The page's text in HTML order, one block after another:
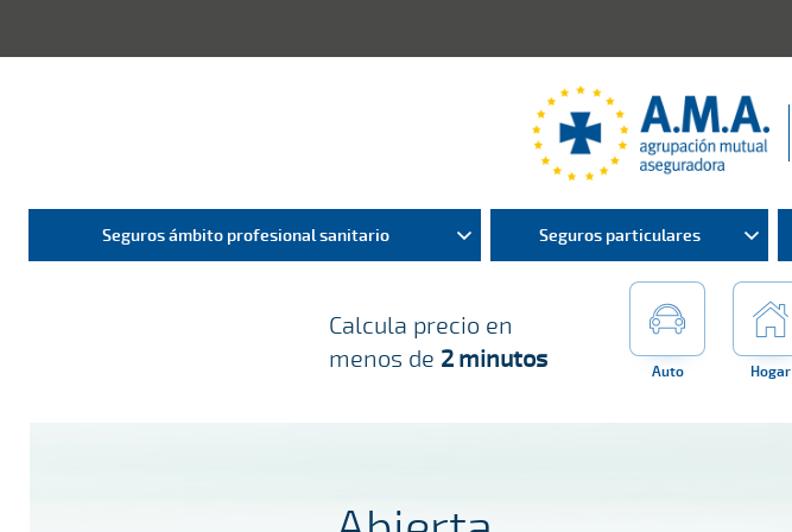
Seguros ámbito profesional sanitario Seguros particulares
Calcula precio en
menos de 2 minutos Auto Hogar